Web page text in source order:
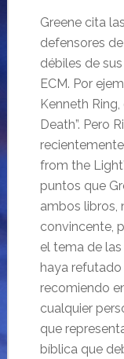
Greene cita
defensores
débiles de
ECM. Por
Kenneth
Death”. Pero
from the
puntos que
ambos libros,
convincente,
el tema de
haya
recomiendo
cualquier
que
bíblica que